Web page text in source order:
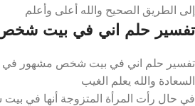
إلى الطريق الصحيح والله أعلى وأعلم
تفسير حلم اني في بيت
تفسير حلم اني في بيت شخص مشهور في
السعادة والله يعلم الغيب
في حال رأت المرأة المتزوجة أنها في